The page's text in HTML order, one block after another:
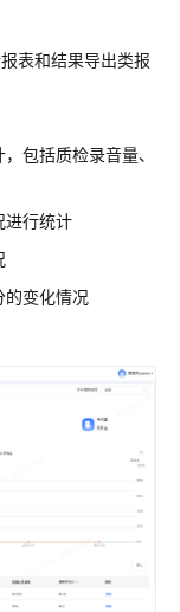
表和结果导出类报
包括质检录音量、
进行统计
变化情况